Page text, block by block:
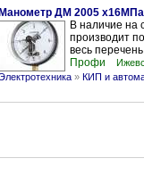
Манометр ДМ 2005
В наличие
производит
весь
Профи
» КИП и